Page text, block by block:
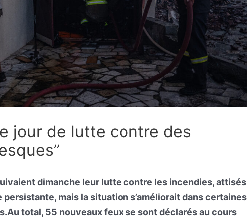
jour de lutte contre des
dimanche leur lutte contre les incendies, attisés
mais la situation s’améliorait dans certaines
total, 55 nouveaux feux se sont déclarés au cours